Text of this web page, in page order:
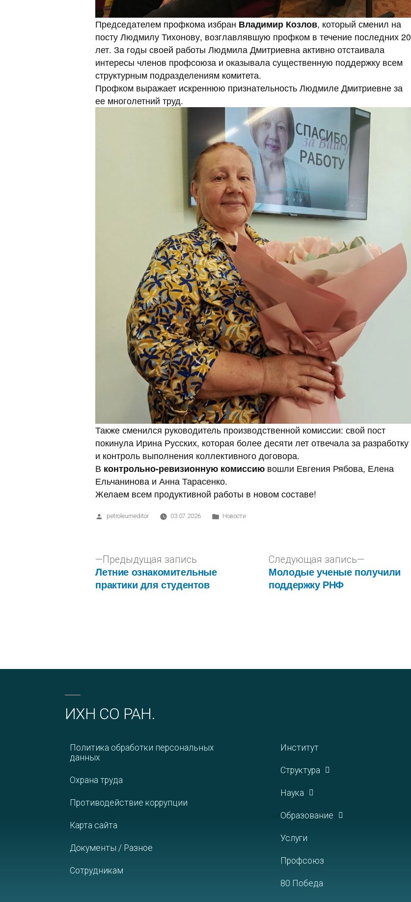
Председателем профкома избран Владимир Козлов, который сменил на
посту Людмилу Тихонову, возглавлявшую профком в течение последних 20
лет. За годы своей работы Людмила Дмитриевна активно отстаивала
интересы членов профсоюза и оказывала существенную поддержку всем
структурным подразделениям комитета.
Профком выражает искреннюю признательность Людмиле Дмитриевне за
ее многолетний труд.
Также сменился руководитель производственной комиссии: свой пост
покинула Ирина Русских, которая более десяти лет отвечала за разработку
и контроль выполнения коллективного договора.
В контрольно-ревизионную комиссию вошли Евгения Рябова, Елена
Ельчанинова и Анна Тарасенко.
Желаем всем продуктивной работы в новом составе!
petroleumeditor 03.07.2026 Новости
Предыдущая запись
Летние ознакомительные
практики для студентов
Следующая запись
Молодые ученые получили
поддержку РНФ
ИХН СО РАН.
Политика обработки персональных
данных
Охрана труда
Противодействие коррупции
Карта сайта
Документы / Разное
Сотрудникам
Институт
Структура
Наука
Образование
Услуги
Профсоюз
80 Победа